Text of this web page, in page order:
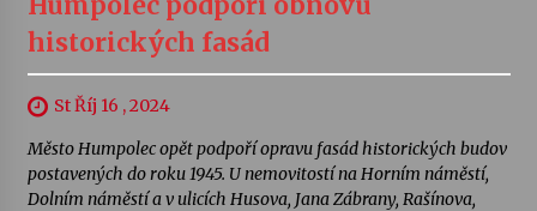
historických fasád
St Říj 16 , 2024
Město Humpolec opět podpoří opravu fasád historických budov
postavených do roku 1945. U nemovitostí na Horním náměstí,
Dolním náměstí a v ulicích Husova, Jana Zábrany, Rašínova,